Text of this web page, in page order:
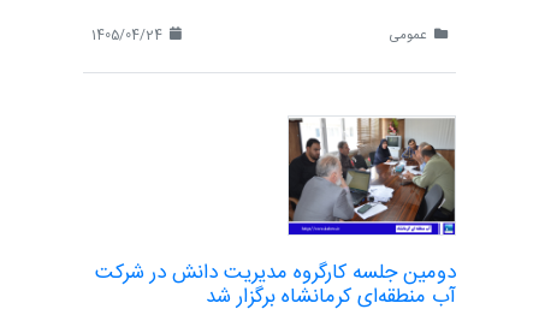
عمومی
دومین جلسه کارگروه مدیریت دانش در شرکت
آب منطقه‌ای کرمانشاه برگزار شد